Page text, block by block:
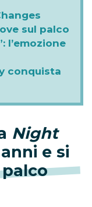
sul palco
l’emozione
conquista
Night
e si